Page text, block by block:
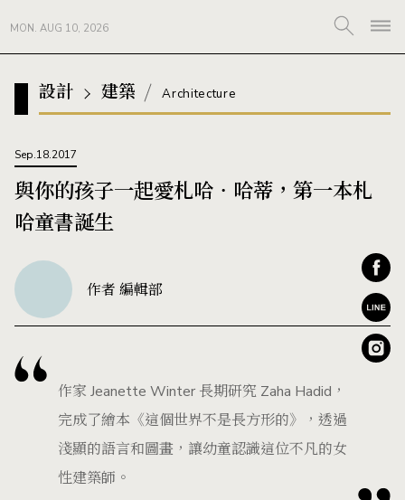
MON. AUG 10, 2026
設計 建築 Architecture
Sep.18.2017
與你的孩子一起愛札哈‧哈蒂，第一本札
哈童書誕生
作者 編輯部
作家 Jeanette Winter 長期研究 Zaha Hadid，
完成了繪本《這個世界不是長方形的》，透過
淺顯的語言和圖畫，讓幼童認識這位不凡的女
性建築師。